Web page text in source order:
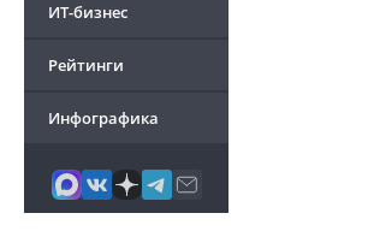
ИТ-бизнес
Рейтинги
Инфографика